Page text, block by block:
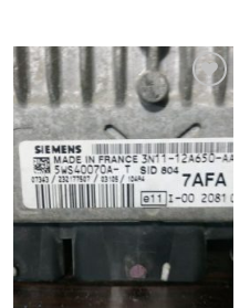
İstek
Listeme
Ekle